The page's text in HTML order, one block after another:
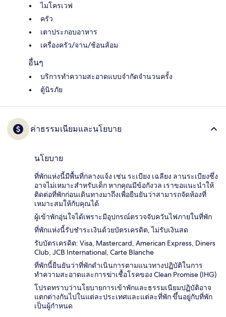
ไมโครเวฟ
ครัว
เตาประกอบอาหาร
เครื่องครัว/จาน/ช้อนส้อม
อื่นๆ
บริการทำความสะอาดแบบจำกัดจำนวนครั้ง
ตู้นิรภัย
ค่าธรรมเนียมและนโยบาย
นโยบาย
ที่พักแห่งนี้มีพื้นที่กลางแจ้ง เช่น ระเบียง เฉลียง ลานระเบียงซึ่ง
อาจไม่เหมาะสำหรับเด็ก หากคุณมีข้อกังวล เราขอแนะนำให้
ติดต่อที่พักก่อนเดินทางมาถึงเพื่อยืนยันว่าสามารถจัดห้องที่
เหมาะสมให้กับคุณได้
ผู้เข้าพักอุ่นใจได้เพราะมีอุปกรณ์ตรวจจับควันไฟภายในที่พัก
ที่พักแห่งนี้รับชำระเงินด้วยบัตรเครดิต, ไม่รับเงินสด
รับบัตรเครดิต: Visa, Mastercard, American Express, Diners
Club, JCB International, Carte Blanche
ที่พักนี้ยืนยันว่าที่พักดำเนินการตามแนวทางปฏิบัติในการ
ทำความสะอาดและการฆ่าเชื้อโรคของ Clean Promise (IHG)
โปรดทราบว่านโยบายการเข้าพักและธรรมเนียมปฏิบัติอาจ
แตกต่างกันไปในแต่ละประเทศและแต่ละที่พัก ขึ้นอยู่กับที่พัก
เป็นผู้กำหนด